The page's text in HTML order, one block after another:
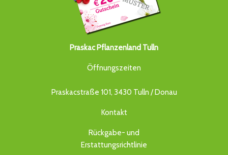
Praskac Pflanzenland Tulln
Öffnungszeiten
Praskacstraße 101, 3430 Tulln / Donau
Kontakt
Rückgabe- und
Erstattungsrichtlinie